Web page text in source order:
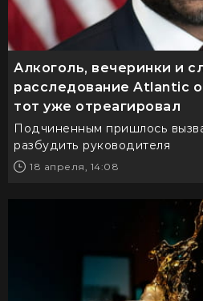
Алкоголь, вечеринки и
расследование Atlantic
тот уже отреагировал
Подчиненным пришлось
разбудить руководителя
18 апреля, 14:08